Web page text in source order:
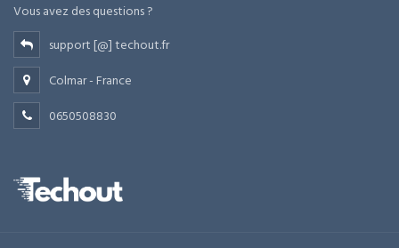
Vous avez des questions ?
support [@] techout.fr
Colmar - France
0650508830